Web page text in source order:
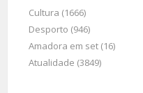
Cultura (1666)
Desporto (946)
Amadora em set (16)
Atualidade (3849)